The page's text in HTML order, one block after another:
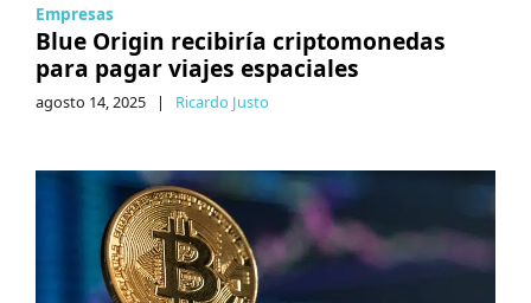
Empresas
Blue Origin recibiría criptomonedas
para pagar viajes espaciales
agosto 14, 2025 | Ricardo Justo